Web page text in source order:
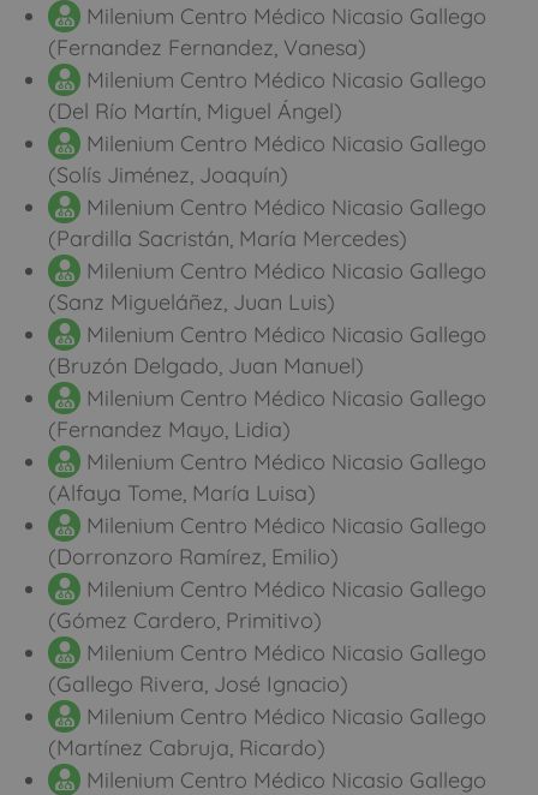
Milenium Centro Médico Nicasio Gallego
(Fernandez Fernandez, Vanesa)
Milenium Centro Médico Nicasio Gallego
(Del Río Martín, Miguel Ángel)
Milenium Centro Médico Nicasio Gallego
(Solís Jiménez, Joaquín)
Milenium Centro Médico Nicasio Gallego
(Pardilla Sacristán, María Mercedes)
Milenium Centro Médico Nicasio Gallego
(Sanz Migueláñez, Juan Luis)
Milenium Centro Médico Nicasio Gallego
(Bruzón Delgado, Juan Manuel)
Milenium Centro Médico Nicasio Gallego
(Fernandez Mayo, Lidia)
Milenium Centro Médico Nicasio Gallego
(Alfaya Tome, María Luisa)
Milenium Centro Médico Nicasio Gallego
(Dorronzoro Ramírez, Emilio)
Milenium Centro Médico Nicasio Gallego
(Gómez Cardero, Primitivo)
Milenium Centro Médico Nicasio Gallego
(Gallego Rivera, José Ignacio)
Milenium Centro Médico Nicasio Gallego
(Martínez Cabruja, Ricardo)
Milenium Centro Médico Nicasio Gallego